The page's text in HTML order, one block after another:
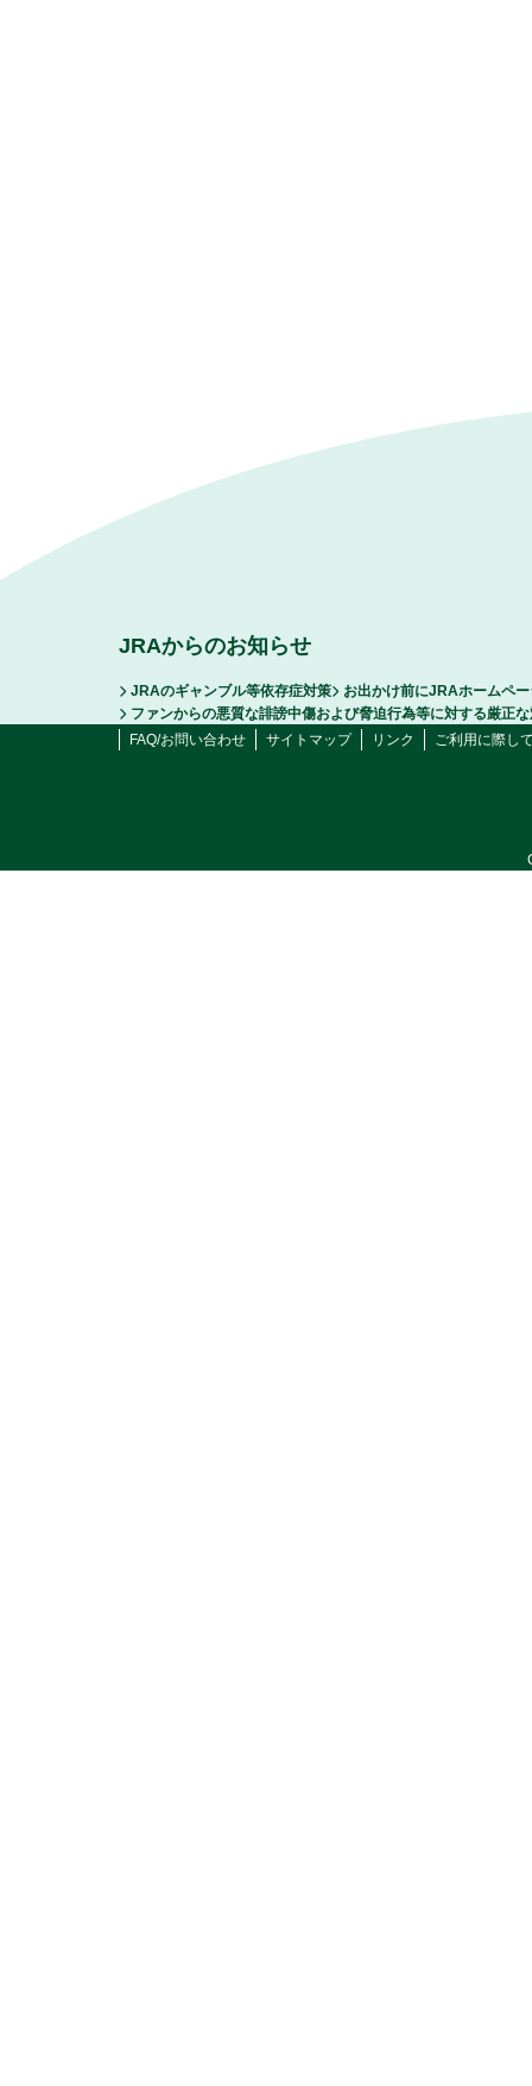
JRAからのお知らせ
JRAのギャンブル等依存症対策
お出かけ前にJRAホームペ
ファンからの悪質な誹謗中傷および脅迫行為等に対する厳正
FAQ/お問い合わせ
サイトマップ リンク ご利用に際し